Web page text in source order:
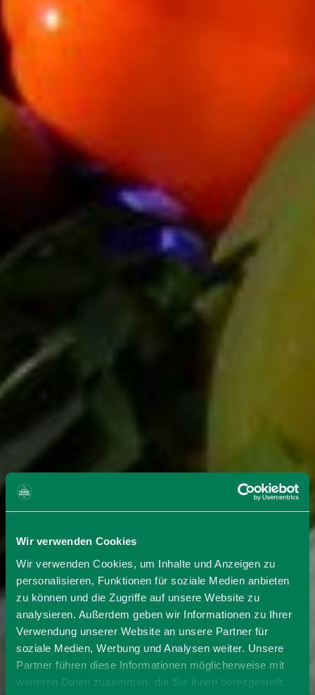
Wir verwenden Cookies
Wir verwenden Cookies, um Inhalte und Anzeigen zu
personalisieren, Funktionen für soziale Medien anbieten
zu können und die Zugriffe auf unsere Website zu
analysieren. Außerdem geben wir Informationen zu Ihrer
Verwendung unserer Website an unsere Partner für
soziale Medien, Werbung und Analysen weiter. Unsere
Partner führen diese Informationen möglicherweise mit
weiteren Daten zusammen, die Sie ihnen bereitgestellt